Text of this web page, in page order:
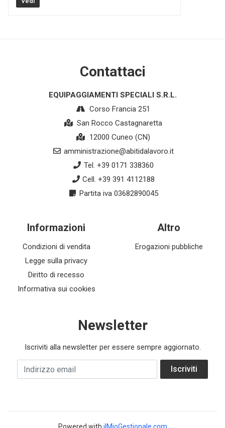
Contattaci
EQUIPAGGIAMENTI SPECIALI S.R.L.
Corso Francia 251
San Rocco Castagnaretta
12000 Cuneo (CN)
amministrazione@abitidalavoro.it
Tel. +39 0171 338360
Cell. +39 391 4112188
Partita iva 03682890045
Informazioni
Condizioni di vendita
Legge sulla privacy
Diritto di recesso
Informativa sui cookies
Altro
Erogazioni pubbliche
Newsletter
Iscriviti alla newsletter per essere sempre aggiornato.
Indirizzo email Iscriviti